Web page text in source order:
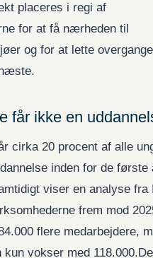
placeres i regi af
for at få nærheden til
og for at lette
får ikke en
cirka 20 procent af alle
inden for de første
viser en analyse fra
frem mod
flere medarbejdere,
vokser med